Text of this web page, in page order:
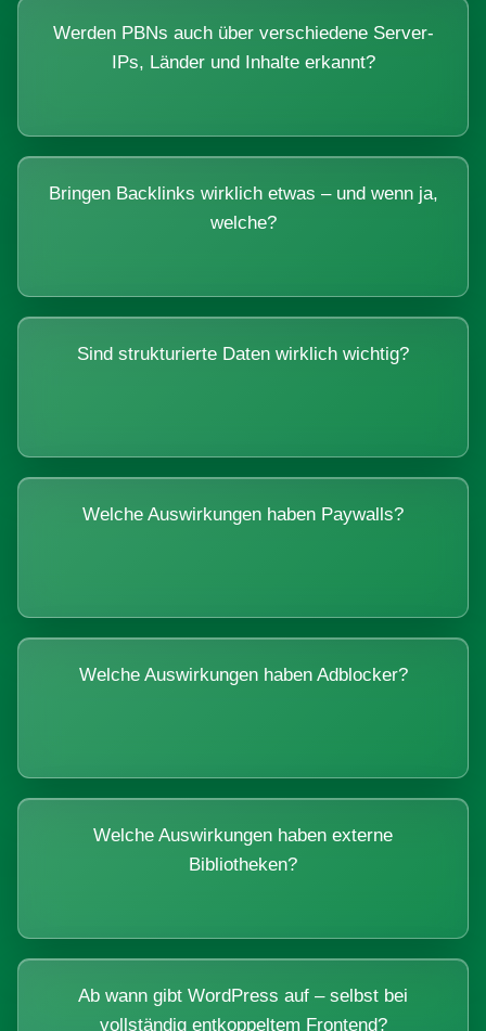
Werden PBNs auch über verschiedene Server-
IPs, Länder und Inhalte erkannt?
Bringen Backlinks wirklich etwas – und wenn ja,
welche?
Sind strukturierte Daten wirklich wichtig?
Welche Auswirkungen haben Paywalls?
Welche Auswirkungen haben Adblocker?
Welche Auswirkungen haben externe
Bibliotheken?
Ab wann gibt WordPress auf – selbst bei
vollständig entkoppeltem Frontend?